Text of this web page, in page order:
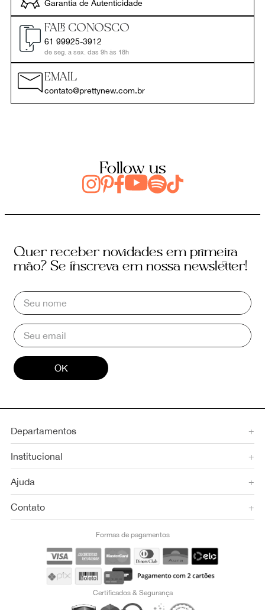
Garantia de Autenticidade
FALE CONOSCO
61 99925-3912
de seg. a sex. das 9h às 18h
EMAIL
contato@prettynew.com.br
Follow us
Quer receber novidades em primeira
mão? Se inscreva em nossa newsletter!
OK
Departamentos +
Institucional +
Ajuda +
Contato +
Formas de pagamentos
Certificados & Segurança